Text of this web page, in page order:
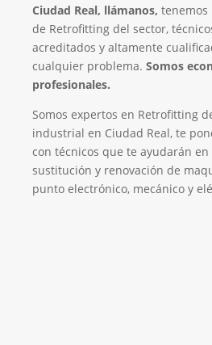
Ciudad Real, llámanos, tenemos
de Retrofitting del sector,
acreditados y altamente
cualquier problema. Somos
profesionales.
Somos expertos en Retrofitting
industrial en Ciudad Real, te
con técnicos que te ayudarán
sustitución y renovación de
punto electrónico, mecánico y